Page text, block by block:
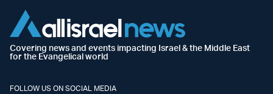
Covering news and events impacting Israel & the Middle East
for the Evangelical world
FOLLOW US ON SOCIAL MEDIA